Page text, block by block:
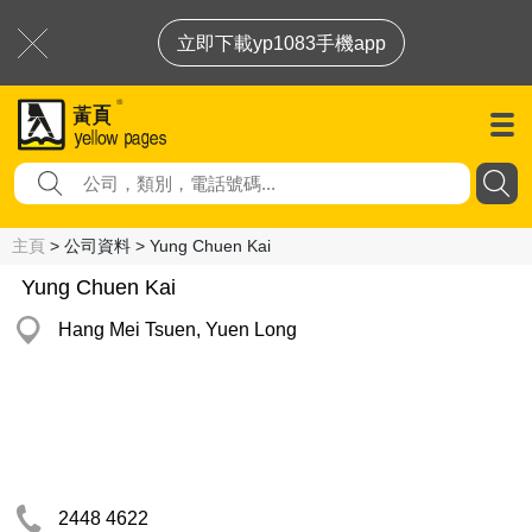
立即下載yp1083手機app
主頁 > 公司資料 > Yung Chuen Kai
Yung Chuen Kai
Hang Mei Tsuen, Yuen Long
2448 4622